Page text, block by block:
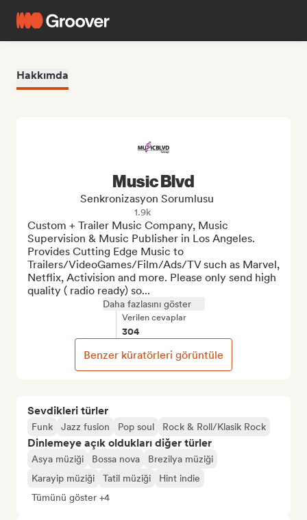
Hakkımda
Sevdikleri türler
Funk Jazz fusion Pop soul Rock & Roll/Klasik Rock
Dinlemeye açık oldukları diğer türler
Asya müziği Bossa nova
Brezilya müziği
Karayip müziği
Tatil müziği
Hint indie
Tümünü göster +4
Music Blvd
Senkronizasyon Sorumlusu
1.9k
Custom + Trailer Music Company, Music
Supervision & Music Publisher in Los Angeles.
Provides Cutting Edge Music to
Trailers/VideoGames/Film/Ads/TV such as Marvel,
Netflix, Activision and more. Please only send high
quality ( radio ready) so...
Daha fazlasını göster
Verilen cevaplar
304
Benzer küratörleri görüntüle